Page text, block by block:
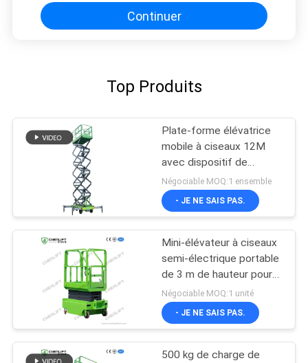
Continuer
Top Produits
Plate-forme élévatrice
mobile à ciseaux 12M
avec dispositif de
traction
Négociable MOQ:1 ensemble
- JE NE SAIS PAS.
Mini-élévateur à ciseaux
semi-électrique portable
de 3 m de hauteur pour
entrepôt
Négociable MOQ:1 unité
- JE NE SAIS PAS.
500 kg de charge de